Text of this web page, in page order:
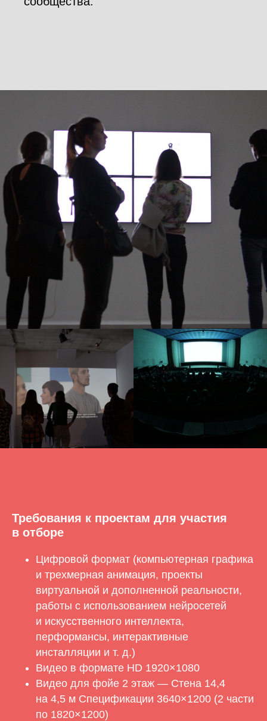
Требования к проектам для участия
в отборе
Цифровой формат (компьютерная графика
и трехмерная анимация, проекты
виртуальной и дополненной реальности,
работы с использованием нейросетей
и искусственного интеллекта,
перформансы, интерактивные
инсталляции и т. д.)
Видео в формате HD 1920×1080
Видео для фойе 2 этаж — Стена 14,4
на 4,5 м Спецификации 3640×1200 (2 части
по 1820×1200)